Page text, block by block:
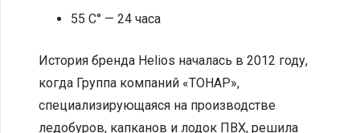
55 С° — 24 часа
История бренда Helios началась в 2012 году,
когда Группа компаний «ТОНАР»,
специализирующаяся на производстве
ледобуров, капканов и лодок ПВХ, решила